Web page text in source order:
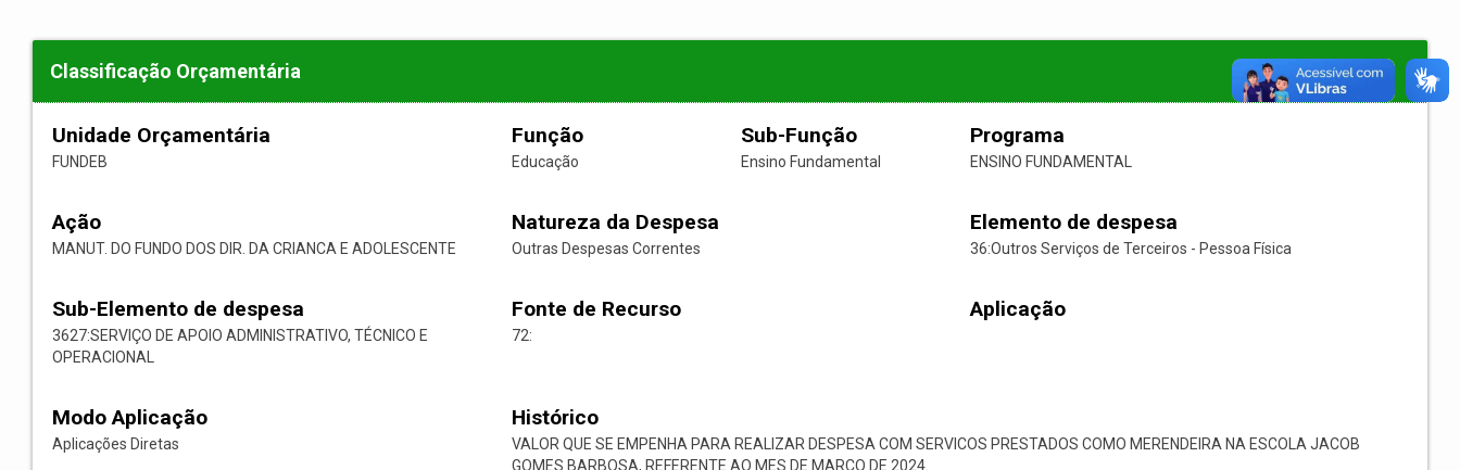
Classificação Orçamentária
Unidade Orçamentária
FUNDEB
Função
Educação
Sub-Função
Ensino Fundamental
Programa
ENSINO FUNDAMENTAL
Ação
MANUT. DO FUNDO DOS DIR. DA CRIANCA E ADOLESCENTE
Natureza da Despesa
Outras Despesas Correntes
Elemento de despesa
36:Outros Serviços de Terceiros - Pessoa Física
Sub-Elemento de despesa
3627:SERVIÇO DE APOIO ADMINISTRATIVO, TÉCNICO E
OPERACIONAL
Fonte de Recurso
72:
Aplicação
Modo Aplicação
Aplicações Diretas
Histórico
VALOR QUE SE EMPENHA PARA REALIZAR DESPESA COM SERVICOS PRESTADOS COMO MERENDEIRA NA ESCOLA JACOB
GOMES BARBOSA, REFERENTE AO MES DE MARCO DE 2024.